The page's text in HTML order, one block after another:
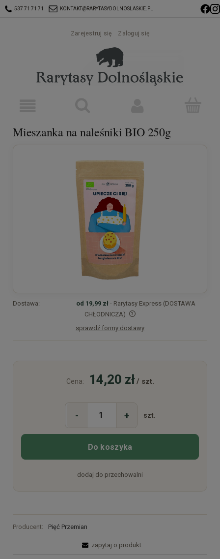
537 71 71 71 KONTAKT@RARYTASYDOLNOSLASKIE.PL
Zarejestruj się Zaloguj się
Mieszanka na naleśniki BIO 250g
Dostawa: od 19,99 zł - Rarytasy Express (DOSTAWA
CHŁODNICZA)
Cena nie zawiera ewentualnych kosztów płatności
sprawdź formy dostawy
Cena: 14,20 zł/ szt.
- + szt.
Do koszyka
dodaj do przechowalni
Producent: Pięć Przemian
zapytaj o produkt